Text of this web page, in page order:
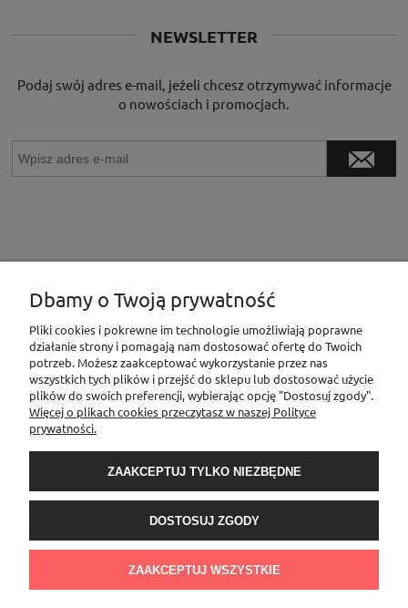
NEWSLETTER
Podaj swój adres e-mail, jeżeli chcesz otrzymywać informacje
o nowościach i promocjach.
INFORMACJE
MOJE KONTO
O NAS
Sklep Elementownia |Al. Niepodległości 76/78, 02-626 Warszawa, woj.
600888206| sklep@elementownia.pl
Dbamy o Twoją prywatność
Pliki cookies i pokrewne im technologie umożliwiają poprawne
działanie strony i pomagają nam dostosować ofertę do Twoich
potrzeb. Możesz zaakceptować wykorzystanie przez nas
wszystkich tych plików i przejść do sklepu lub dostosować użycie
plików do swoich preferencji, wybierając opcję "Dostosuj zgody".
Więcej o plikach cookies przeczytasz w naszej Polityce
prywatności.
ZAAKCEPTUJ TYLKO NIEZBĘDNE
DOSTOSUJ ZGODY
ZAAKCEPTUJ WSZYSTKIE